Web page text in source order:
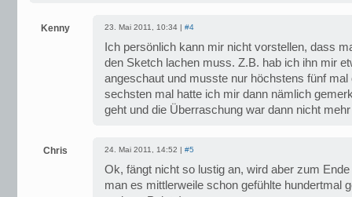
Kenny 23. Mai 2011, 10:34 | #4
Ich persönlich kann mir nicht vorstellen, dass
den Sketch lachen muss. Z.B. hab ich ihn mir
angeschaut und musste nur höchstens fünf mal
sechsten mal hatte ich mir dann nämlich
geht und die Überraschung war dann nicht
Chris 24. Mai 2011, 14:52 | #5
Ok, fängt nicht so lustig an, wird aber zum
man es mittlerweile schon gefühlte hundertmal